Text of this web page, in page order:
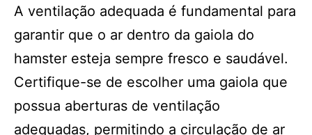
A ventilação adequada é fundamental para
garantir que o ar dentro da gaiola do
hamster esteja sempre fresco e saudável.
Certifique-se de escolher uma gaiola que
possua aberturas de ventilação
adequadas, permitindo a circulação de ar